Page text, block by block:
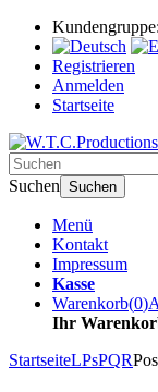
Kundengruppe:
Registrieren
Anmelden
Startseite
Suchen Suchen
Menü
Kontakt
Impressum
Kasse
Warenkorb(0)
Ihr
StartseiteLPsPQR